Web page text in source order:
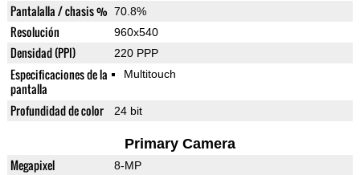
Pantalalla / chasis % 70.8%
Resolución 960x540
Densidad (PPI) 220 PPP
Especificaciones de la
pantalla
Multitouch
Profundidad de color 24 bit
Primary Camera
Megapixel 8-MP